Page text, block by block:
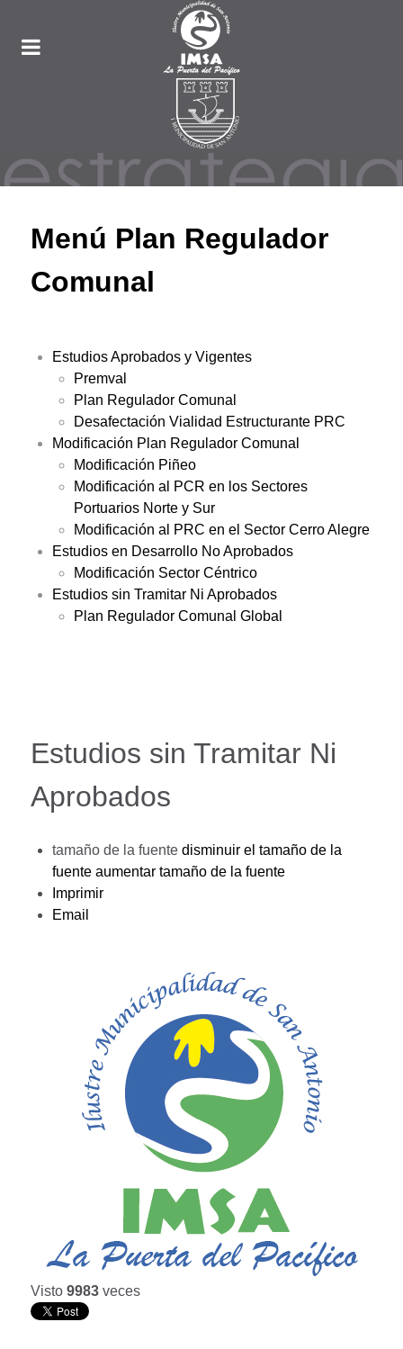
Menú Plan Regulador
Comunal
Estudios Aprobados y Vigentes
Premval
Plan Regulador Comunal
Desafectación Vialidad Estructurante PRC
Modificación Plan Regulador Comunal
Modificación Piñeo
Modificación al PCR en los Sectores
Portuarios Norte y Sur
Modificación al PRC en el Sector Cerro Alegre
Estudios en Desarrollo No Aprobados
Modificación Sector Céntrico
Estudios sin Tramitar Ni Aprobados
Plan Regulador Comunal Global
Estudios sin Tramitar Ni
Aprobados
tamaño de la fuente disminuir el tamaño de la
fuente aumentar tamaño de la fuente
Imprimir
Email
Visto 9983 veces